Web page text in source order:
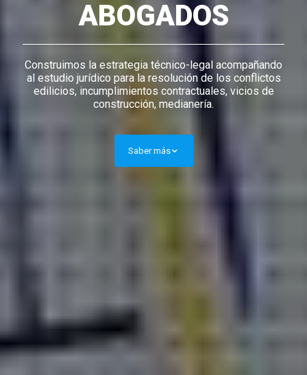
ABOGADOS
Construimos la estrategia técnico-legal acompañando
al estudio jurídico para la resolución de los conflictos
edilicios, incumplimientos contractuales, vicios de
construcción, medianería.
Saber más